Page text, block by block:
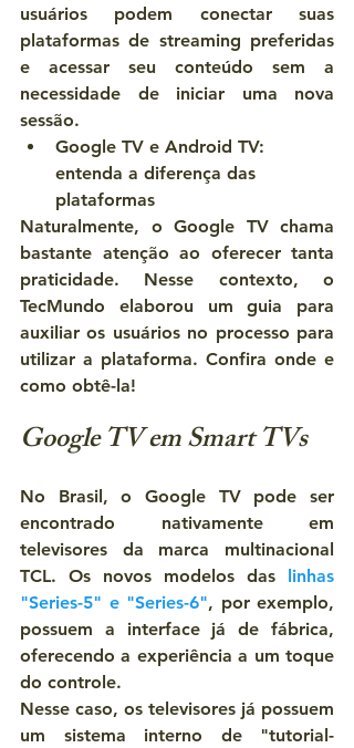
usuários podem conectar suas
plataformas de streaming preferidas
e acessar seu conteúdo sem a
necessidade de iniciar uma nova
sessão.
Google TV e Android TV:
entenda a diferença das
plataformas
Naturalmente, o Google TV chama
bastante atenção ao oferecer tanta
TecMundo elaborou um guia para
auxiliar os usuários no processo para
utilizar a plataforma. Confira onde e
como obtê-la!
Google TV em Smart TVs
No Brasil, o Google TV pode ser
encontrado nativamente em
televisores da marca multinacional
TCL. Os novos modelos das
linhas
"Series-5" e "Series-6", por exemplo,
possuem a interface já de fábrica,
oferecendo a experiência a um toque
do controle.
Nesse caso, os televisores já possuem
um sistema interno de "tutorial-